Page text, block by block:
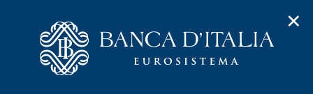
o
m
e
Media
✕